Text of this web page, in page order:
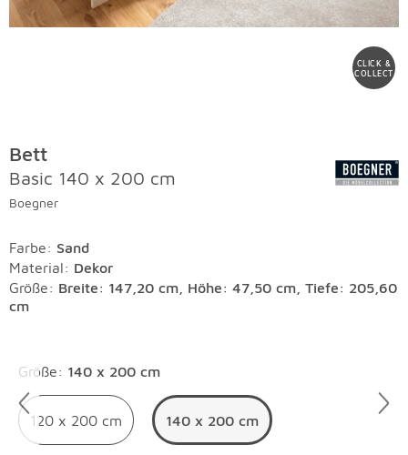
CLICK &
COLLECT
Bett
Basic 140 x 200 cm
Boegner
Farbe: Sand
Material: Dekor
Größe: Breite: 147,20 cm, Höhe: 47,50 cm, Tiefe: 205,60
cm
Größe: 140 x 200 cm
120 x 200 cm 140 x 200 cm